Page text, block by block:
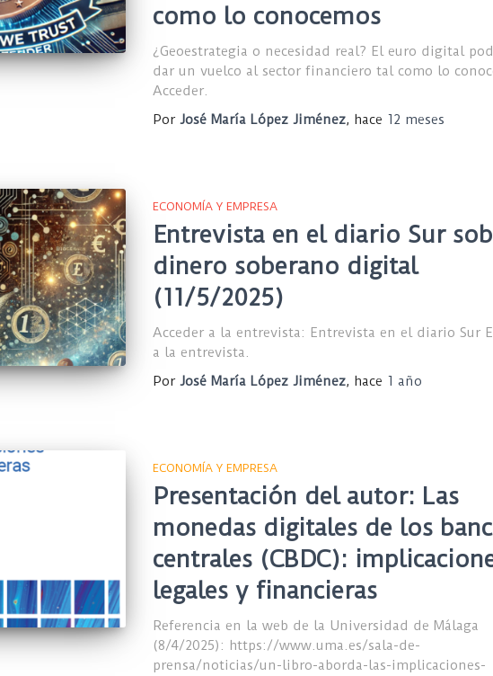
como lo conocemos
¿Geoestrategia o necesidad real? El euro digital
dar un vuelco al sector financiero tal como lo
Acceder.
Por José María López Jiménez, hace 12 meses
ECONOMÍA Y EMPRESA
Entrevista en el diario Sur
dinero soberano digital
(11/5/2025)
Acceder a la entrevista: Entrevista en el diario Sur
a la entrevista.
Por José María López Jiménez, hace 1 año
ECONOMÍA Y EMPRESA
Presentación del autor: Las
monedas digitales de los
centrales (CBDC):
legales y financieras
Referencia en la web de la Universidad de Málaga
(8/4/2025): https://www.uma.es/sala-de-
prensa/noticias/un-libro-aborda-las-implicaciones-